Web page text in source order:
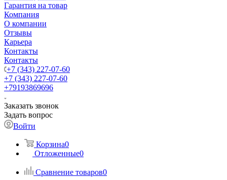
Гарантия на товар
Компания
О компании
Отзывы
Карьера
Контакты
Контакты
+7 (343) 227-07-60
+7 (343) 227-07-60
+79193869696
Заказать звонок
Задать вопрос
Войти
Корзина0
Отложенные0
Сравнение товаров0